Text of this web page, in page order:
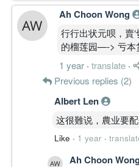
Ah Choon Wong
行行出状元呗，賣
的榴莲园—-> 亏
1 year · translate ·
Previous replies (2)
Albert Len
这很難说，農业要
Like · 1 year ·
Ah Choon Wong